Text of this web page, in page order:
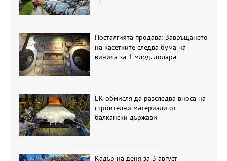
Носталгията продава: Завръщането
на касетките следва бума на
винила за 1 млрд. долара
ЕК обмисля да разследва вноса на
строителни материали от
балкански държави
Кадър на деня за 3 август